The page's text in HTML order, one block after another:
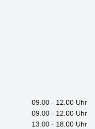
09.00 - 12.00 Uhr
09.00 - 12.00 Uhr
13.00 - 18.00 Uhr